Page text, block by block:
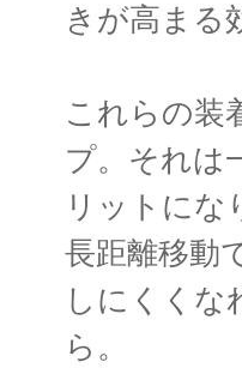
きが高まる
これらの装
プ。それは
リットにな
長距離移動
しにくくな
ら。